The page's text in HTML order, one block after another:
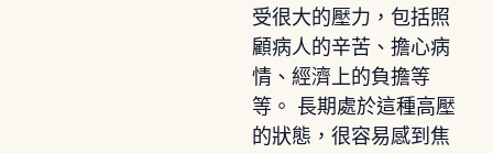
受很大的壓力，包括照
顧病人的辛苦、擔心病
情、經濟上的負擔等
等。 長期處於這種高壓
的狀態，很容易感到焦